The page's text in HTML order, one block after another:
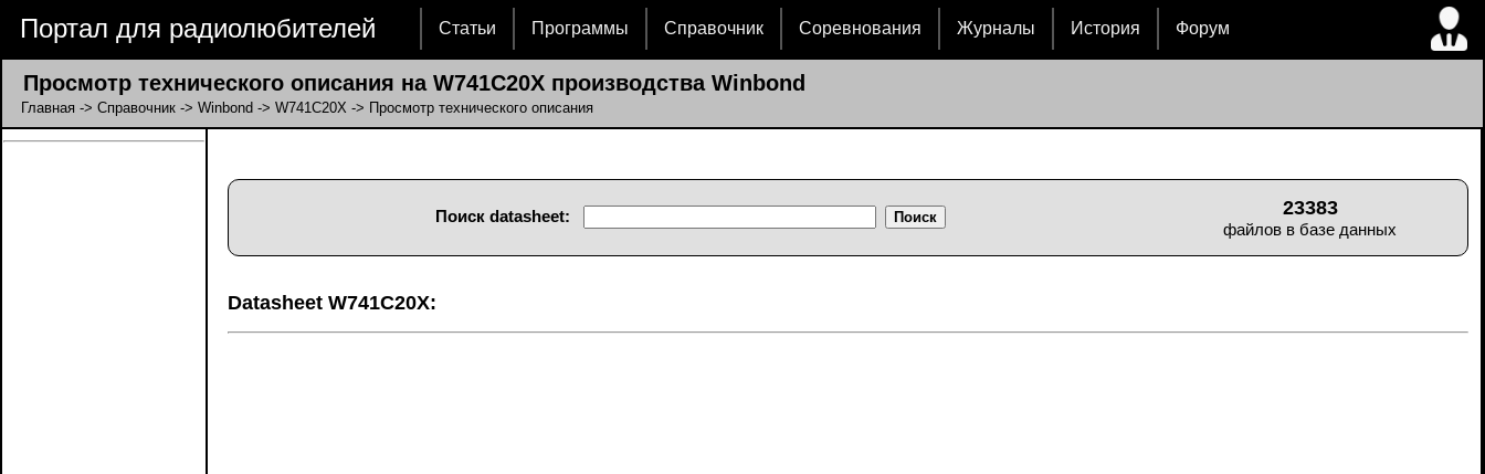
Портал для радиолюбителей Статьи Программы Справочник Соревнования Журналы История Форум
Просмотр технического описания на W741C20X производства Winbond
Главная -> Справочник -> Winbond -> W741C20X -> Просмотр технического описания
Поиск datasheet: 23383
файлов в базе данных
Datasheet W741C20X: